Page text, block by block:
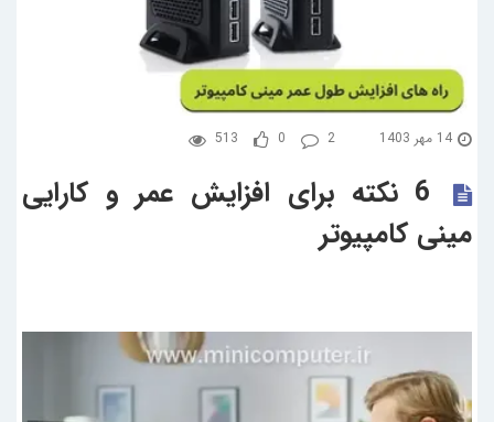
14 مهر 1403 513 0 2
6 نکته برای افزایش عمر و کارایی
مینی کامپیوتر